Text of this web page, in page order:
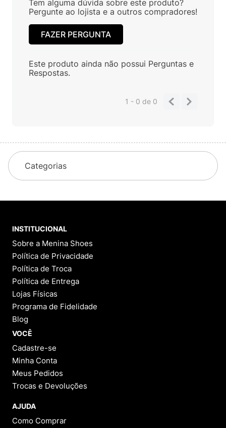
Tem alguma dúvida sobre este produto?
Pergunte ao lojista e a outros compradores!
FAZER PERGUNTA
Este produto ainda não possui Perguntas e
Respostas.
1 - 0de 0
Categorias
INSTITUCIONAL
Sobre a Menina Shoes
Política de Privacidade
Política de Troca
Política de Entrega
Lojas Físicas
Programa de Fidelidade
Blog
VOCÊ
Cadastre-se
Minha Conta
Meus Pedidos
Trocas e Devoluções
AJUDA
Como Comprar